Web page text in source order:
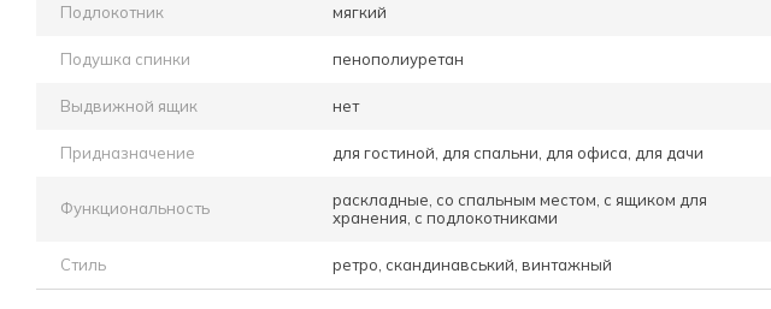
Подлокотник мягкий
Подушка спинки пенополиуретан
Выдвижной ящик нет
Придназначение для гостиной, для спальни, для офиса, для дачи
Функциональность
раскладные, со спальным местом, с ящиком для
хранения, с подлокотниками
Стиль ретро, скандинавський, винтажный